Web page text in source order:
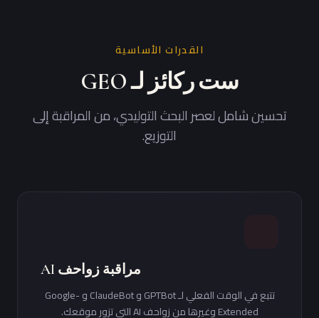
القدرات الأساسية
ست ركائز لـ GEO
تحسين شامل لعصر البحث التوليدي، من المراقبة إلى
التوزيع.
مراقبة زواحف AI
تتبع في الوقت الفعلي لـ GPTBot و ClaudeBot و Google-
Extended وغيرها من زواحف AI التي تزور موقعك.